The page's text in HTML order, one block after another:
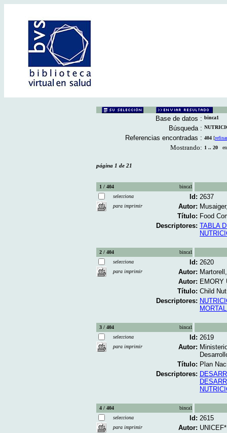
Base de datos : binca1
Búsqueda :
Referencias encontradas : 404 [refinar
Mostrando: 1 .. 20 en
página 1 de 21
1 / 404
binca1
selecciona
para imprimir
Id: 2637
Autor:
Título: Food
Descriptores: TABLA
2 / 404
binca1
selecciona
para imprimir
Id: 2620
Autor:
Autor: EMORY
Título: Child
Descriptores:
3 / 404
binca1
selecciona
para imprimir
Id: 2619
Autor:
Título: Plan
Descriptores:
4 / 404
binca1
selecciona
para imprimir
Id: 2615
Autor: